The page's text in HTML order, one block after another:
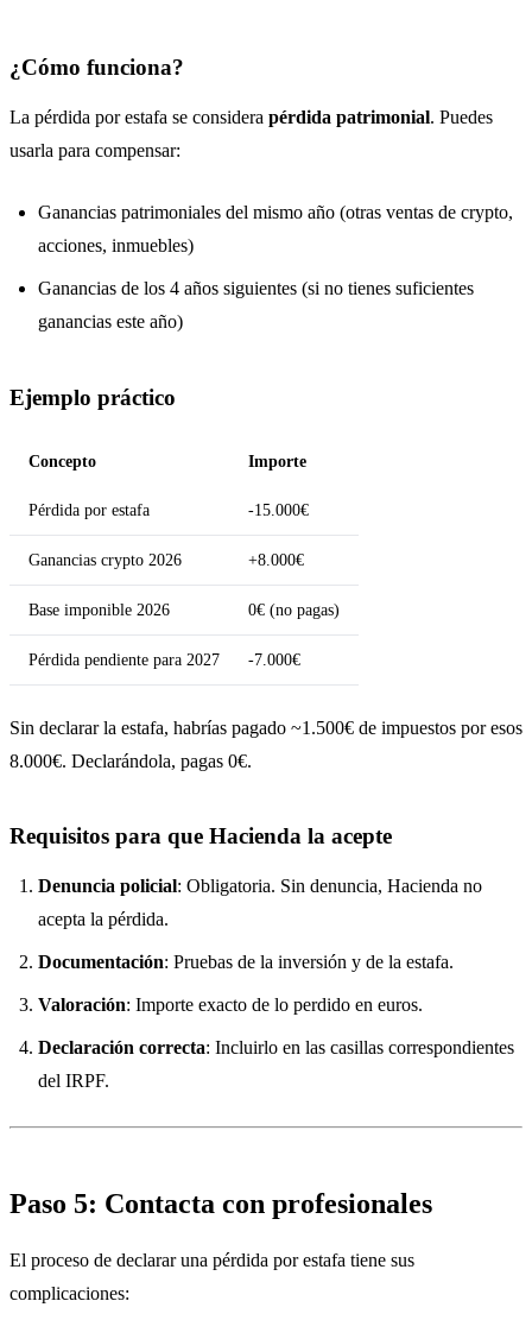
¿Cómo funciona?
La pérdida por estafa se considera pérdida patrimonial. Puedes
usarla para compensar:
Ganancias patrimoniales del mismo año (otras ventas de crypto,
acciones, inmuebles)
Ganancias de los 4 años siguientes (si no tienes suficientes
ganancias este año)
Ejemplo práctico
Concepto Importe
Pérdida por estafa -15.000€
Ganancias crypto 2026 +8.000€
Base imponible 2026 0€ (no pagas)
Pérdida pendiente para 2027 -7.000€
Sin declarar la estafa, habrías pagado ~1.500€ de impuestos por esos
8.000€. Declarándola, pagas 0€.
Requisitos para que Hacienda la acepte
Denuncia policial: Obligatoria. Sin denuncia, Hacienda no
acepta la pérdida.
Documentación: Pruebas de la inversión y de la estafa.
Valoración: Importe exacto de lo perdido en euros.
Declaración correcta: Incluirlo en las casillas correspondientes
del IRPF.
Paso 5: Contacta con profesionales
El proceso de declarar una pérdida por estafa tiene sus
complicaciones: